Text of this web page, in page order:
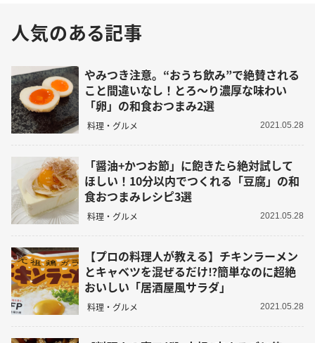
人気のある記事
やみつき注意。“おうち飲み”で絶賛される
こと間違いなし！とろ～り濃厚な味わい
「卵」の和食おつまみ2選
料理・グルメ 2021.05.28
「醤油+かつお節」に飽きたら絶対試して
ほしい！10分以内でつくれる「豆腐」の和
食おつまみレシピ3選
料理・グルメ 2021.05.28
【プロの料理人が教える】チキンラーメン
とキャベツを混ぜるだけ⁉︎簡単なのに超絶
おいしい「居酒屋風サラダ」
料理・グルメ 2021.05.28